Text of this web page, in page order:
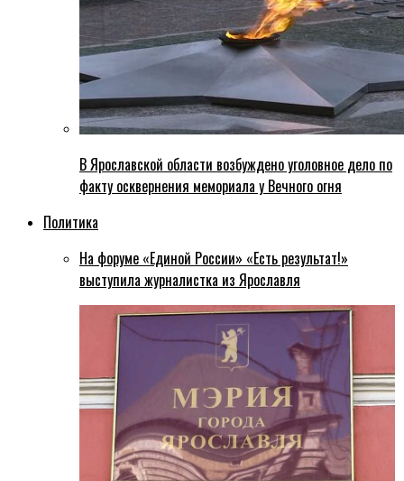
В Ярославской области возбуждено уголовное дело по
факту осквернения мемориала у Вечного огня
Политика
На форуме «Единой России» «Есть результат!»
выступила журналистка из Ярославля